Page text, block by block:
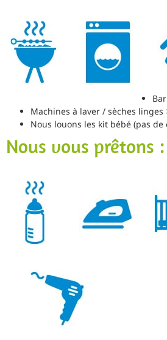
Machines à laver / sèches linges
Nous louons les kit bébé (pas
Nous vous prêtons :